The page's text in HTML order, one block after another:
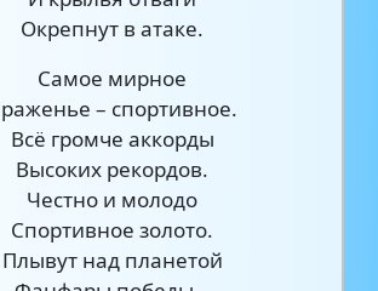
Окрепнут в атаке.
Самое мирное
– спортивное.
Всё громче аккорды
Высоких рекордов.
Честно и молодо
Спортивное золото.
Плывут над планетой